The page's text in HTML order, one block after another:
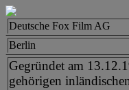
Deutsche Fox Film AG
Berlin
Gegründet am
gehörigen